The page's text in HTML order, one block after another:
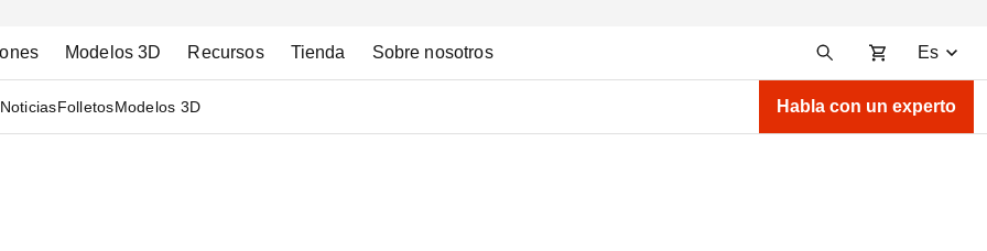
Modelos 3D Recursos Tienda Sobre nosotros Es
NoticiasFolletosModelos 3D Habla con un experto